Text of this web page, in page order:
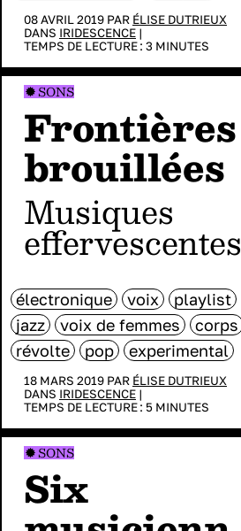
08 AVRIL 2019 PAR ÉLISE DUTRIEUX
DANS IRIDESCENCE |
TEMPS DE LECTURE : 3 MINUTES
SONS
Frontières
brouillées
musiques
effervescentes
électronique voix
playlist
jazz
voix de femmes
corps
révolte
pop experimental
18 MARS 2019 PAR ÉLISE DUTRIEUX
DANS IRIDESCENCE |
TEMPS DE LECTURE : 5 MINUTES
SONS
Six